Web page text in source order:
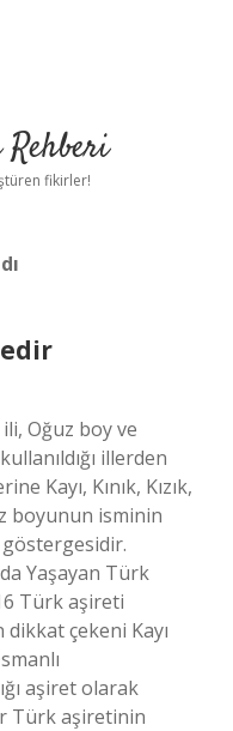
Rehberi
fikirler!
Oğuz boy ve
illerden
Kayı, Kınık, Kızık,
boyunun isminin
göstergesidir.
Yaşayan Türk
Türk aşireti
çekeni Kayı
aşiret olarak
Türk aşiretinin